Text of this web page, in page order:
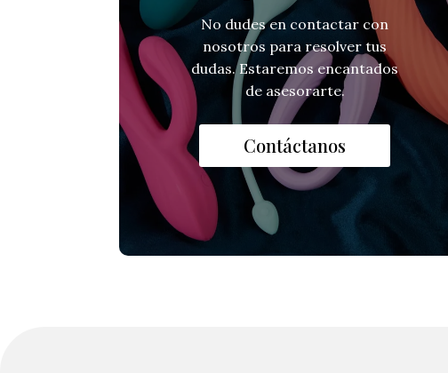
No dudes en contactar con
nosotros para resolver tus
dudas. Estaremos encantados
de asesorarte.
Contáctanos